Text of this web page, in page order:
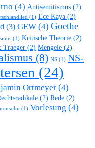
(4) Antisemitismus (2)
(1) Ece Kaya (2)
(3) GEW (4) Goethe
(1) Kritische Theorie (2)
Traeger (2) Mengele (2)
(8) NS (1) NS-
(24)
Ortmeyer(4)
(2) Rede (2)
(1) Vorlesung (4)